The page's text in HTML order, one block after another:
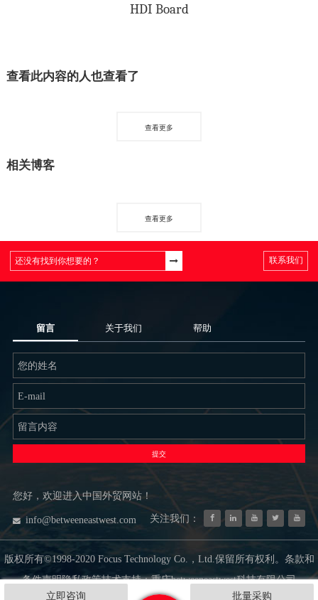
立即咨询 批量采购
HDI Board
查看此内容的人也查看了
查看更多
相关博客
查看更多
联系我们
留言 关于我们 帮助
提交
您好，欢迎进入中国外贸网站！
info@betweeneastwest.com 关注我们：
版权所有©1998-2020 Focus Technology Co.，Ltd.保留所有权利。条款和
条件声明隐私政策技术支持：重庆betweeneastwest科技有限公司